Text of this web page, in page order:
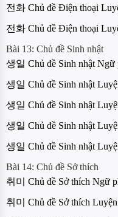
전화 Chủ đề Điện thoại
전화 Chủ đề Điện thoại
Bài 13: Chủ đề Sinh nhật
생일 Chủ đề Sinh nhật Ngữ
생일 Chủ đề Sinh nhật
생일 Chủ đề Sinh nhật
생일 Chủ đề Sinh nhật
생일 Chủ đề Sinh nhật
Bài 14: Chủ đề Sở thích
취미 Chủ đề Sở thích Ngữ
취미 Chủ đề Sở thích